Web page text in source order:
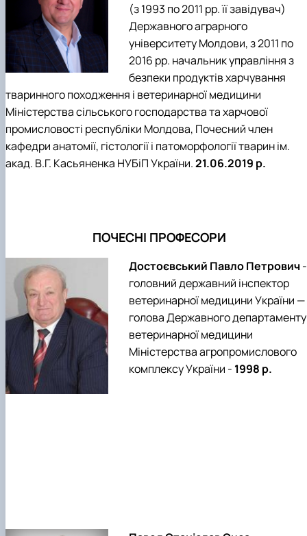
(з 1993 по 2011 рр. її завідувач)
Державного аграрного
університету Молдови, з 2011 по
2016 рр. начальник управління з
безпеки продуктів харчування
тваринного походження і ветеринарної медицини
Міністерства сільського господарства та харчової
промисловості республіки Молдова, Почесний член
кафедри анатомії, гістології і патоморфології тварин ім.
акад. В.Г. Касьяненка НУБіП України.21.06.2019 р.
ПОЧЕСНІ ПРОФЕСОРИ
Достоєвський Павло Петрович-
головний державний інспектор
ветеринарної медицини України —
голова Державного департаменту
ветеринарної медицини
Міністерства агропромислового
комплексу України - 1998 р.